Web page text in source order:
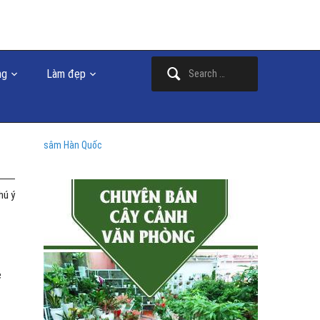
Làm đẹp
ý
sâm Hàn Quốc